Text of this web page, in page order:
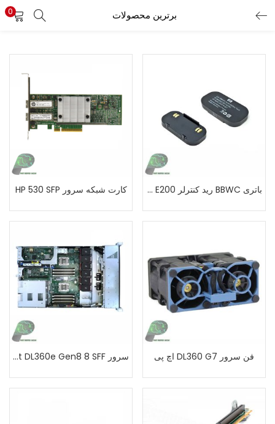
برترین محصولات 0
باتری BBWC رید کنترلر E200 سرور اچ پی G5 کارت شبکه سرور HP 530 SFP
فن سرور DL360 G7 اچ پی سرور HP ProLiant DL360e Gen8 8 SFF